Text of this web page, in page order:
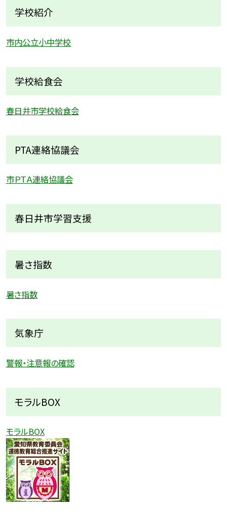
学校紹介
市内公立小中学校
学校給食会
春日井市学校給食会
PTA連絡協議会
市ＰＴＡ連絡協議会
春日井市学習支援
暑さ指数
暑さ指数
気象庁
警報・注意報の確認
モラルBOX
モラルBOX